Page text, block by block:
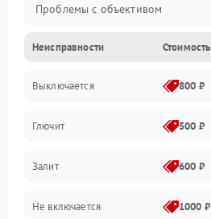
Проблемы с объективом
Электронные ошибки
Механические проблемы
Матрица и оптика
Питание и питание цепей
Проблемы с картами памяти
Неисправности Стоимость
Выключается 800 ₽
Глючит 500 ₽
Залит 600 ₽
Не включается 1000 ₽